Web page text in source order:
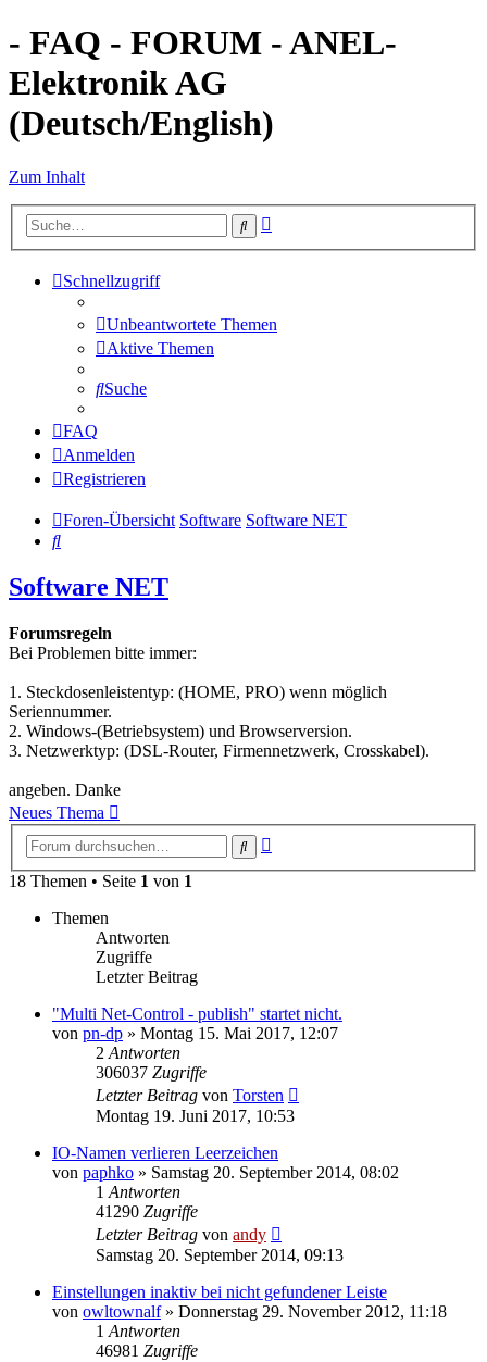
- FAQ - FORUM - ANEL-
Elektronik AG
(Deutsch/English)
Zum Inhalt
Suche
Schnellzugriff
Unbeantwortete Themen
Aktive Themen
Suche
FAQ
Anmelden
Registrieren
Foren-Übersicht Software Software NET
Suche
Software NET
Forumsregeln
Bei Problemen bitte immer:
1. Steckdosenleistentyp: (HOME, PRO) wenn möglich
Seriennummer.
2. Windows-(Betriebsystem) und Browserversion.
3. Netzwerktyp: (DSL-Router, Firmennetzwerk, Crosskabel).
angeben. Danke
Neues Thema
Suche
18 Themen • Seite 1 von 1
Themen
Antworten
Zugriffe
Letzter Beitrag
"Multi Net-Control - publish" startet nicht.
von pn-dp » Montag 15. Mai 2017, 12:07
2 Antworten
306037 Zugriffe
Letzter Beitrag von Torsten
Montag 19. Juni 2017, 10:53
IO-Namen verlieren Leerzeichen
von paphko » Samstag 20. September 2014, 08:02
1 Antworten
41290 Zugriffe
Letzter Beitrag von andy
Samstag 20. September 2014, 09:13
Einstellungen inaktiv bei nicht gefundener Leiste
von owltownalf» Donnerstag 29. November 2012, 11:18
1 Antworten
46981 Zugriffe